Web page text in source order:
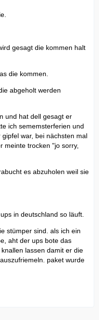
gesagt die kommen halt
die kommen.
abgeholt werden
und hat dell gesagt er
ich sememsterferien und
war, bei nächsten mal
meinte trocken "jo sorry,
es abzuholen weil sie
in deutschland so läuft.
stümper sind. als ich ein
aht der ups bote das
lassen damit er die
paket wurde